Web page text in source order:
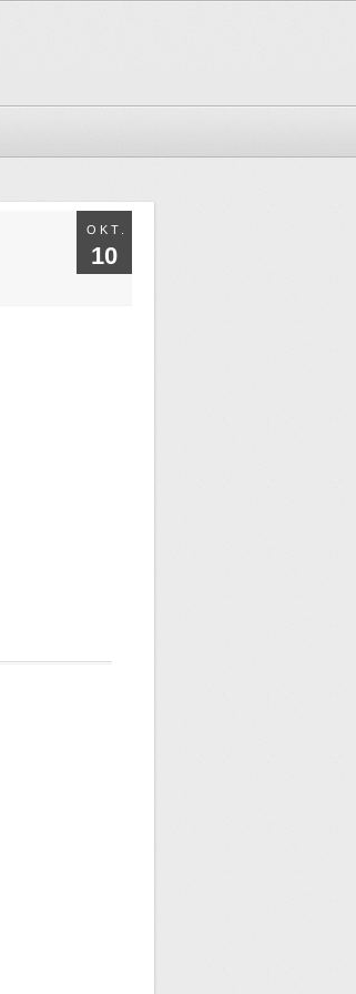
OKT.
10